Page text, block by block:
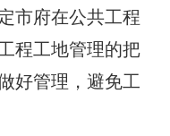
市府在公共工程
程工地管理的把
好管理，避免工